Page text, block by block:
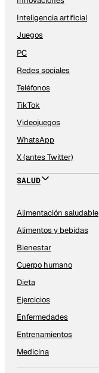
Inteligencia artificial
Juegos
PC
Redes sociales
Teléfonos
TikTok
Videojuegos
WhatsApp
X (antes Twitter)
SALUD
Alimentación saludable
Alimentos y bebidas
Bienestar
Cuerpo humano
Dieta
Ejercicios
Enfermedades
Entrenamientos
Medicina